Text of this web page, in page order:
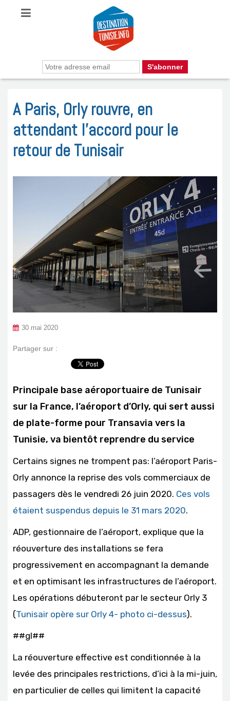
A Paris, Orly rouvre, en
attendant l’accord pour le
retour de Tunisair
30 mai 2020
Partager sur :
Principale base aéroportuaire de Tunisair
sur la France, l’aéroport d’Orly, qui sert aussi
de plate-forme pour Transavia vers la
Tunisie, va bientôt reprendre du service
Certains signes ne trompent pas: l’aéroport Paris-
Orly annonce la reprise des vols commerciaux de
passagers dès le vendredi 26 juin 2020. Ces vols
étaient suspendus depuis le 31 mars 2020.
ADP, gestionnaire de l’aéroport, explique que la
réouverture des installations se fera
progressivement en accompagnant la demande
et en optimisant les infrastructures de l’aéroport.
Les opérations débuteront par le secteur Orly 3
(Tunisair opère sur Orly 4- photo ci-dessus).
##gl##
La réouverture effective est conditionnée à la
levée des principales restrictions, d’ici à la mi-juin,
en particulier de celles qui limitent la capacité